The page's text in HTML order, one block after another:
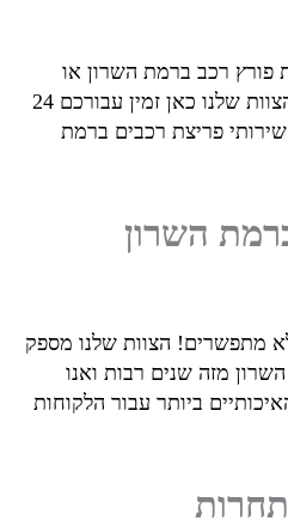
רכב ברמת השרון או
בערים הקרובות בדחיפות, הצוות שלנו כאן זמין עבורכם 24
פריצת רכבים ברמת
השרון
הצוות שלנו מספק
מזה שנים רבות ואנו
ביותר עבור הלקוחות